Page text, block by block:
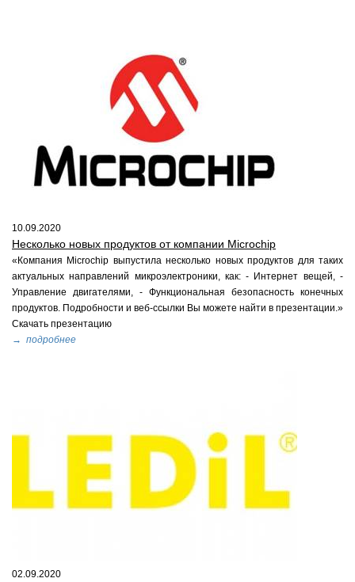
10.09.2020
Несколько новых продуктов от компании Microchip
«Компания Microchip выпустила несколько новых продуктов для таких
актуальных направлений микроэлектроники, как: - Интернет вещей, -
Управление двигателями, - Функциональная безопасность конечных
продуктов. Подробности и веб-ссылки Вы можете найти в презентации.»
Скачать презентацию
→ подробнее
02.09.2020